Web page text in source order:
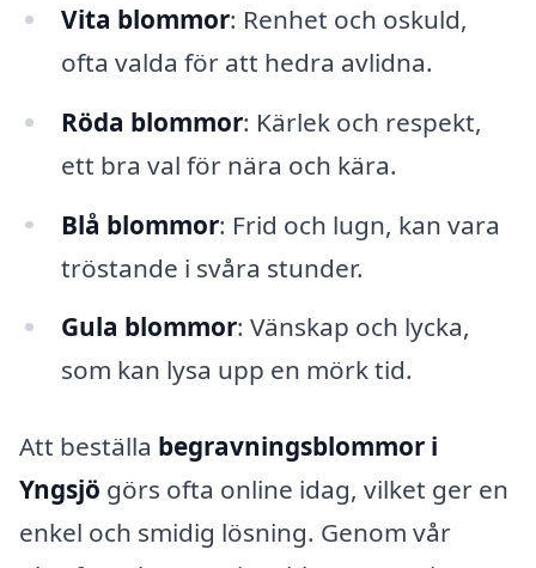
Vita blommor: Renhet och oskuld,
ofta valda för att hedra avlidna.
Röda blommor: Kärlek och respekt,
ett bra val för nära och kära.
Blå blommor: Frid och lugn, kan vara
tröstande i svåra stunder.
Gula blommor: Vänskap och lycka,
som kan lysa upp en mörk tid.
Att beställa begravningsblommor i
Yngsjö görs ofta online idag, vilket ger en
enkel och smidig lösning. Genom vår